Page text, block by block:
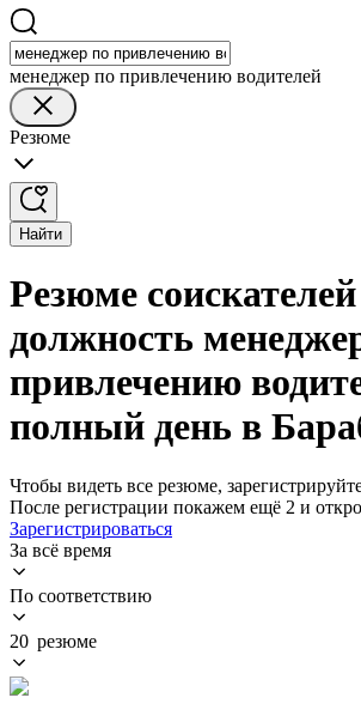
менеджер по привлечению водителей
Резюме
Найти
Резюме
должность
привлечению
полный день в
Чтобы видеть все резюме,
После регистрации покажем ещё 2 и
Зарегистрироваться
За всё время
По соответствию
20 резюме